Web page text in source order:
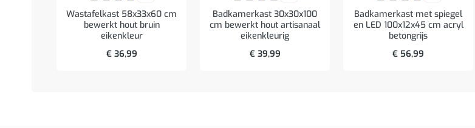
Wastafelkast 58x33x60 cm
bewerkt hout bruin
eikenkleur
€36,99
Badkamerkast 30x30x100
cm bewerkt hout artisanaal
eikenkleurig
€39,99
Badkamerkast met spiegel
en LED 100x12x45 cm acryl
betongrijs
€ 56,99